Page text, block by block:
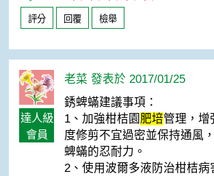
評分 回覆 檢舉
達人級
會員
老菜 發表於 2017/01/25
銹蜱蟎建議事項：
1、加強柑桔園 肥培管理，增
度修剪不宜過密並保持通風
蜱蟎的忍耐力。
2、使用波爾多液防治柑桔病